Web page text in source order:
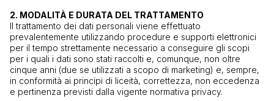
2. MODALITÀ E DURATA DEL TRATTAMENTO
Il trattamento dei dati personali viene effettuato
prevalentemente utilizzando procedure e supporti elettronici
per il tempo strettamente necessario a conseguire gli scopi
per i quali i dati sono stati raccolti e, comunque, non oltre
cinque anni (due se utilizzati a scopo di marketing) e, sempre,
in conformità ai principi di liceità, correttezza, non eccedenza
e pertinenza previsti dalla vigente normativa privacy.